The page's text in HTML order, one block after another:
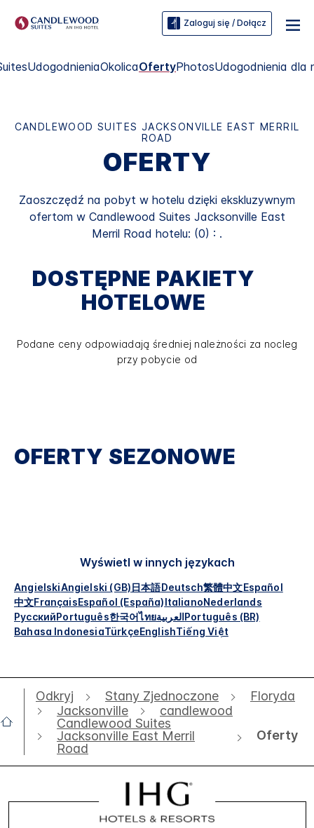
Zaloguj się / Dołącz
UdogodnieniaOkolicaOfertyPhotosUdogodnienia dla
CANDLEWOOD SUITES JACKSONVILLE EAST MERRIL
ROAD
OFERTY
Zaoszczędź na pobyt w hotelu dzięki ekskluzywnym
ofertom w Candlewood Suites Jacksonville East
Merril Road hotelu: (0) : .
DOSTĘPNE PAKIETY
HOTELOWE
Podane ceny odpowiadają średniej należności za nocleg
przy pobycie od
OFERTY SEZONOWE
Wyświetl w innych językach
AngielskiAngielski (GB)日本語Deutsch繁體中文Español
中文FrançaisEspañol (España)ItalianoNederlands
РусскийPortuguês한국어ไทยالعربيةPortuguês (BR)
Bahasa IndonesiaTürkçeEnglishTiếng Việt
Odkryj Stany Zjednoczone
Floryda
Jacksonville
candlewood
Candlewood Suites
Jacksonville East Merril
Road
Oferty